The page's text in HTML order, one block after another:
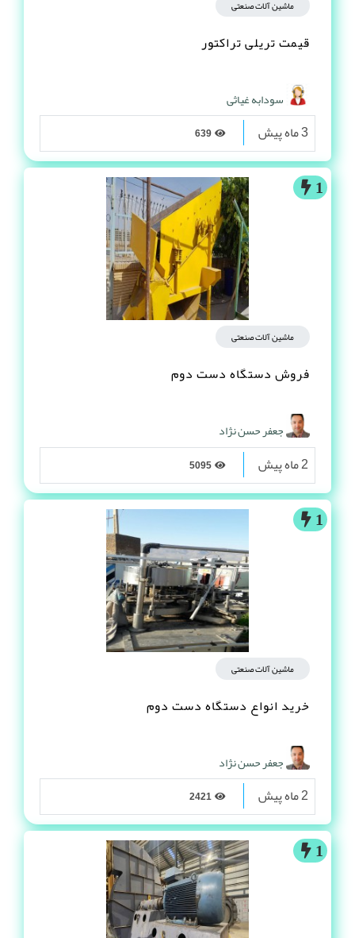
ماشین آلات صنعتی
قیمت تریلی تراکتور
سودابه غیاثی
3 ماه پیش
1
ماشین آلات صنعتی
فروش دستگاه دست دوم
جعفر حسن نژاد
2 ماه پیش
1
ماشین آلات صنعتی
خرید انواع دستگاه دست دوم
جعفر حسن نژاد
2 ماه پیش
1